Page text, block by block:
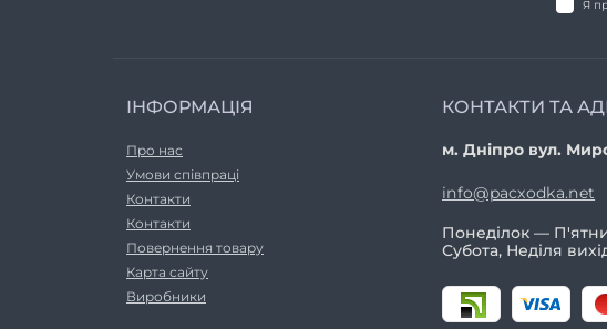
Я
ІНФОРМАЦІЯ
Про нас
Умови співпраці
Контакти
Контакти
Повернення товару
Карта сайту
Виробники
КОНТАКТИ ТА
м. Дніпро вул.
info@pacxodka.net
Понеділок —
Субота, Неділя